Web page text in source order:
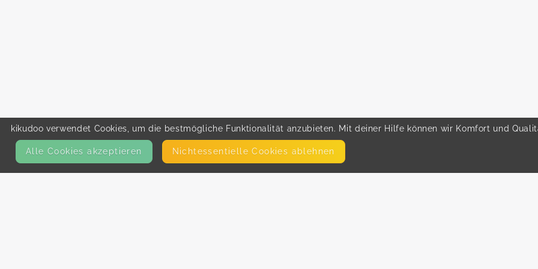
kikudoo verwendet Cookies, um die bestmögliche Funktionalität anzubieten. Mit deiner Hilfe können wir Komfort und
Alle Cookies akzeptieren Nicht­essentielle Cookies ablehnen